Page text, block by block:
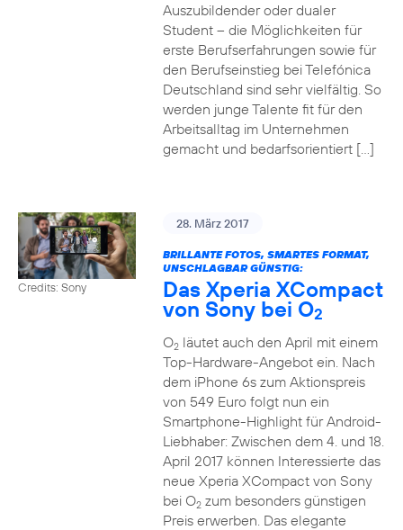
Auszubildender oder dualer
Student – die Möglichkeiten für
erste Berufserfahrungen sowie für
den Berufseinstieg bei Telefónica
Deutschland sind sehr vielfältig. So
werden junge Talente fit für den
Arbeitsalltag im Unternehmen
gemacht und bedarfsorientiert […]
Credits: Sony
28. März 2017
BRILLANTE FOTOS, SMARTES FORMAT,
UNSCHLAGBAR GÜNSTIG:
Das Xperia XCompact
von Sony bei O2
O2läutet auch den April mit einem
Top-Hardware-Angebot ein. Nach
dem iPhone 6s zum Aktionspreis
von 549 Euro folgt nun ein
Smartphone-Highlight für Android-
Liebhaber: Zwischen dem 4. und 18.
April 2017 können Interessierte das
neue Xperia XCompact von Sony
bei O2zum besonders günstigen
Preis erwerben. Das elegante